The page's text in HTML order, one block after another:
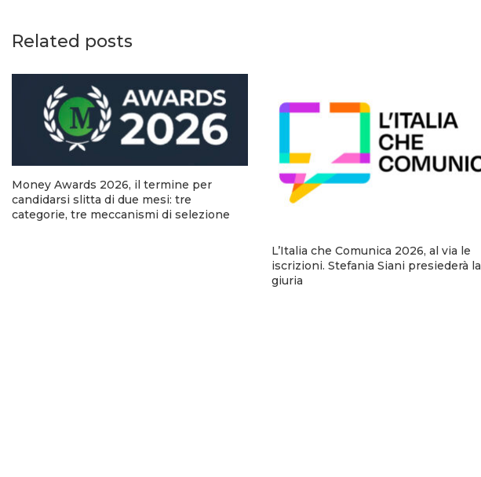
Related posts
Money Awards 2026, il termine per
candidarsi slitta di due mesi: tre
categorie, tre meccanismi di selezione
L’Italia che Comunica 2026, al via le
iscrizioni. Stefania Siani presiederà la
giuria